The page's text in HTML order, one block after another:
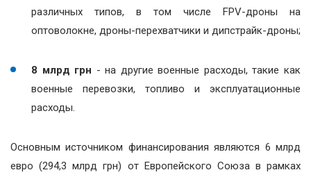
различных типов, в том числе FPV-дроны на
оптоволокне, дроны-перехватчики и дипстрайк-дроны;
8 млрд грн - на другие военные расходы, такие как
военные перевозки, топливо и эксплуатационные
расходы.
Основным источником финансирования являются 6 млрд
евро (294,3 млрд грн) от Европейского Союза в рамках